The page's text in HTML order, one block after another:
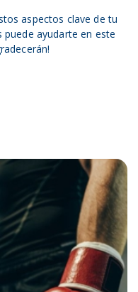
aspectos clave de tu
ayudarte en este